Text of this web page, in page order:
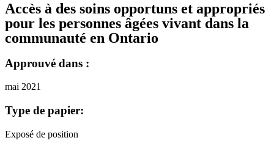
Accès à des soins opportuns et appropriés
pour les personnes âgées vivant dans la
communauté en Ontario
Approuvé dans :
mai 2021
Type de papier:
Exposé de position